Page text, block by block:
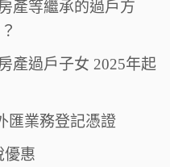
產等繼承的過戶方
產過戶子女 2025年起
匯業務登記憑證
優惠